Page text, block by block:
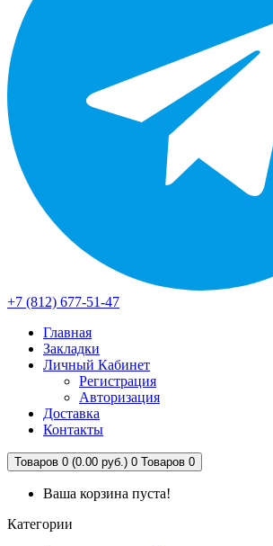
+7 (812) 677-51-47
Главная
Закладки
Личный Кабинет
Регистрация
Авторизация
Доставка
Контакты
Товаров 0 (0.00 руб.) 0 Товаров 0
Ваша корзина пуста!
Категории